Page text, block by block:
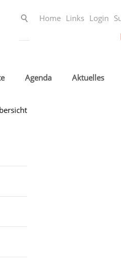
Home Links Login
Agenda Aktuelles